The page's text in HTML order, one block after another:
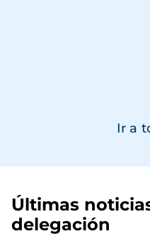
Ir a
Últimas
delegación